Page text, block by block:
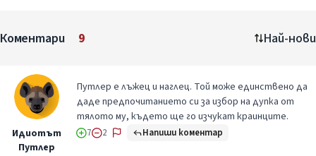
Коментари 9 Най-нови
Идиотът
Путлер
Путлер е лъжец и наглец. Той може единствено да
даде предпочитанието си за избор на дупка от
тялото му, където ще го изчукат краинците.
7 2 Напиши коментар